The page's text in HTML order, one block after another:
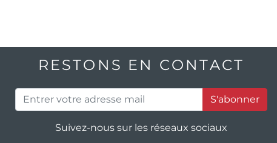
RESTONS EN CONTACT
S'abonner
Suivez-nous sur les réseaux sociaux